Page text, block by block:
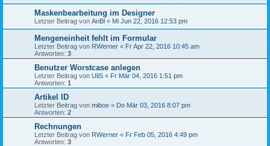
Maskenbearbeitung im Designer
Letzter Beitrag von AnBl « Mi Jun 22, 2016 12:53 pm
Mengeneinheit fehlt im Formular
Letzter Beitrag von RWerner « Fr Apr 22, 2016 10:45 am
Antworten: 3
Benutzer Worstcase anlegen
Letzter Beitrag von UliS « Fr Mär 04, 2016 1:51 pm
Antworten: 1
Artikel ID
Letzter Beitrag von miboe « Do Mär 03, 2016 8:07 pm
Antworten: 2
Rechnungen
Letzter Beitrag von RWerner « Fr Feb 05, 2016 4:49 pm
Antworten: 3